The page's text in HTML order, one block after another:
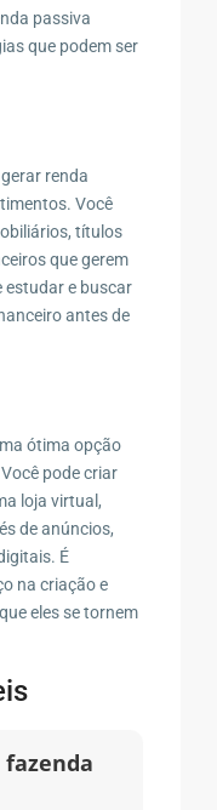
passiva
que podem ser
renda
Você
títulos
que gerem
estudar e buscar
antes de
ótima opção
pode criar
loja virtual,
de anúncios,
É
na criação e
eles se tornem